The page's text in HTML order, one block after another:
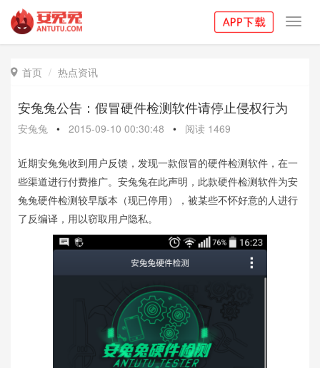
 首页 热点资讯
安兔兔公告：假冒硬件检测软件请停止侵权行为
安兔兔 • 2015-09-10 00:30:48 • 阅读 1469
近期安兔兔收到用户反馈，发现一款假冒的硬件检测软件，在一
些渠道进行付费推广。安兔兔在此声明，此款硬件检测软件为安
兔兔硬件检测较早版本（现已停用），被某些不怀好意的人进行
了反编译，用以窃取用户隐私。